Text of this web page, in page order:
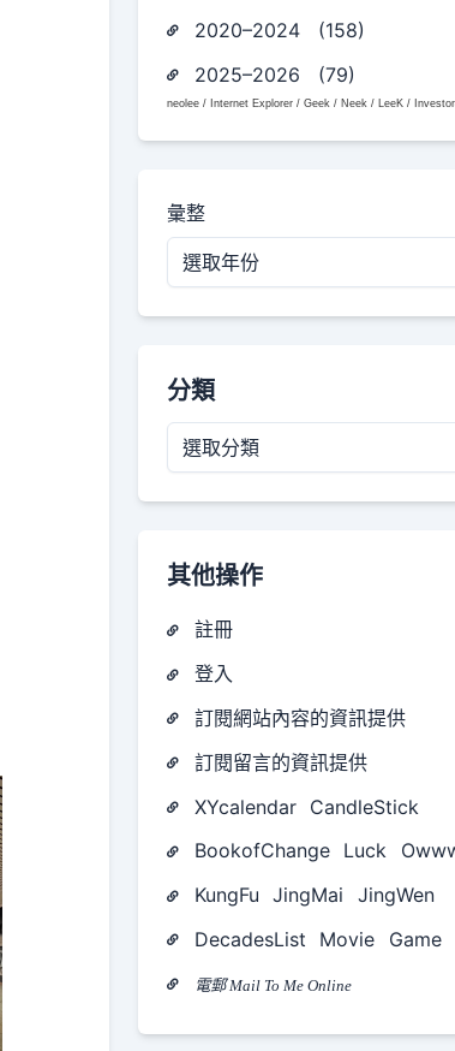
2020–2024 (158)
2025–2026 (79)
neolee / Internet Explorer / Geek / Neek / LeeK /
彙整
分類
分
類
其他操作
註冊
登入
訂閱網站內容的資訊提供
訂閱留言的資訊提供
XYcalendar
CandleStick
BookofChange
Luck
KungFu
JingMai
JingWen
DecadesList
Movie Game
電郵 Mail To Me Online